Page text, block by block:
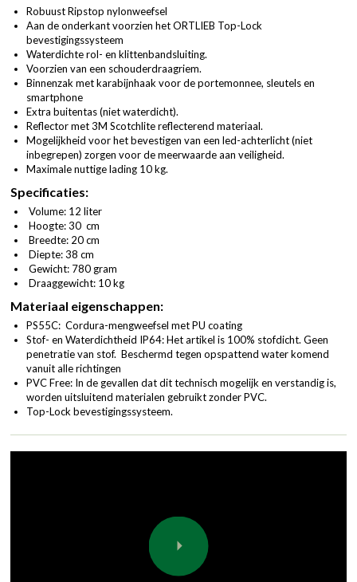
Robuust Ripstop nylonweefsel
Aan de onderkant voorzien het ORTLIEB Top-Lock
bevestigingssysteem
Waterdichte rol- en klittenbandsluiting.
Voorzien van een schouderdraagriem.
Binnenzak met karabijnhaak voor de portemonnee, sleutels en
smartphone
Extra buitentas (niet waterdicht).
Reflector met 3M Scotchlite reflecterend materiaal.
Mogelijkheid voor het bevestigen van een led-achterlicht (niet
inbegrepen) zorgen voor de meerwaarde aan veiligheid.
Maximale nuttige lading 10 kg.
Specificaties:
Volume: 12 liter
Hoogte: 30 cm
Breedte: 20 cm
Diepte: 38 cm
Gewicht: 780 gram
Draaggewicht: 10 kg
Materiaal eigenschappen:
PS55C: Cordura-mengweefsel met PU coating
Stof- en Waterdichtheid IP64: Het artikel is 100% stofdicht. Geen
penetratie van stof. Beschermd tegen opspattend water komend
vanuit alle richtingen
PVC Free: In de gevallen dat dit technisch mogelijk en verstandig is,
worden uitsluitend materialen gebruikt zonder PVC.
Top-Lock bevestigingssysteem.